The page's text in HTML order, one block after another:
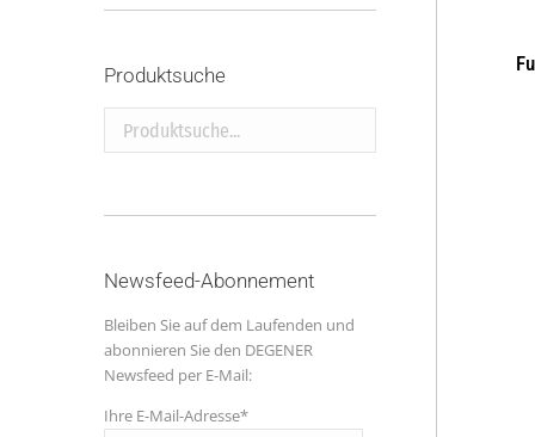
Produktsuche
Produktsuche...
Newsfeed-Abonnement
Bleiben Sie auf dem Laufenden und
abonnieren Sie den DEGENER
Newsfeed per E-Mail:
Ihre E-Mail-Adresse*